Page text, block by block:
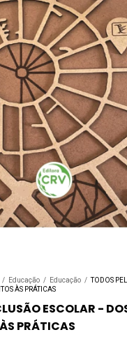
/ Educação / Educação / TODOS
ÀS PRÁTICAS
ESCOLAR -
PRÁTICAS